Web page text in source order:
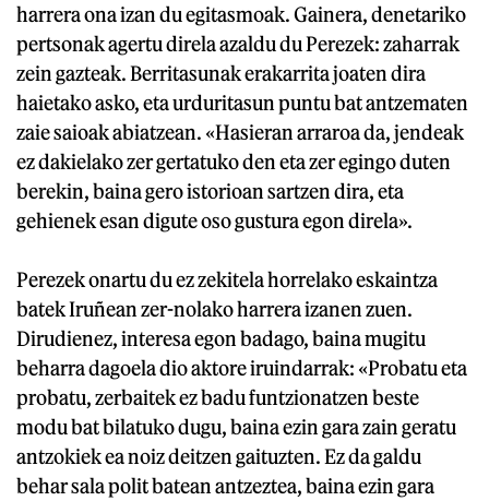
harrera ona izan du egitasmoak. Gainera, denetariko
pertsonak agertu direla azaldu du Perezek: zaharrak
zein gazteak. Berritasunak erakarrita joaten dira
haietako asko, eta urduritasun puntu bat antzematen
zaie saioak abiatzean. «Hasieran arraroa da, jendeak
ez dakielako zer gertatuko den eta zer egingo duten
berekin, baina gero istorioan sartzen dira, eta
gehienek esan digute oso gustura egon direla».
Perezek onartu du ez zekitela horrelako eskaintza
batek Iruñean zer-nolako harrera izanen zuen.
Dirudienez, interesa egon badago, baina mugitu
beharra dagoela dio aktore iruindarrak: «Probatu eta
probatu, zerbaitek ez badu funtzionatzen beste
modu bat bilatuko dugu, baina ezin gara zain geratu
antzokiek ea noiz deitzen gaituzten. Ez da galdu
behar sala polit batean antzeztea, baina ezin gara